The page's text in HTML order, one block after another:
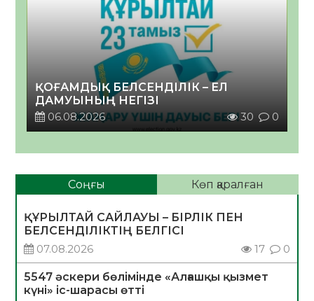
ҚОҒАМДЫҚ БЕЛСЕНДІЛІК – ЕЛ
ДАМУЫНЫҢ НЕГІЗІ
06.08.2026
30 0
Соңғы Көп қаралған
ҚҰРЫЛТАЙ САЙЛАУЫ – БІРЛІК ПЕН
БЕЛСЕНДІЛІКТІҢ БЕЛГІСІ
07.08.2026
17 0
5547 әскери бөлімінде «Алғашқы қызмет
күні» іс-шарасы өтті